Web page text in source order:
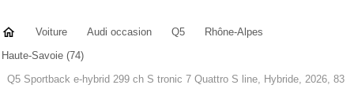
Voiture Audi occasion Q5
Rhône-Alpes
Haute-Savoie (74)
Q5 Sportback e-hybrid 299 ch S tronic 7 Quattro S line, Hybride, 2026, 83